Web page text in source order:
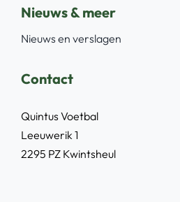
Nieuws & meer
Nieuws en verslagen
Contact
Quintus Voetbal
Leeuwerik 1
2295 PZ Kwintsheul